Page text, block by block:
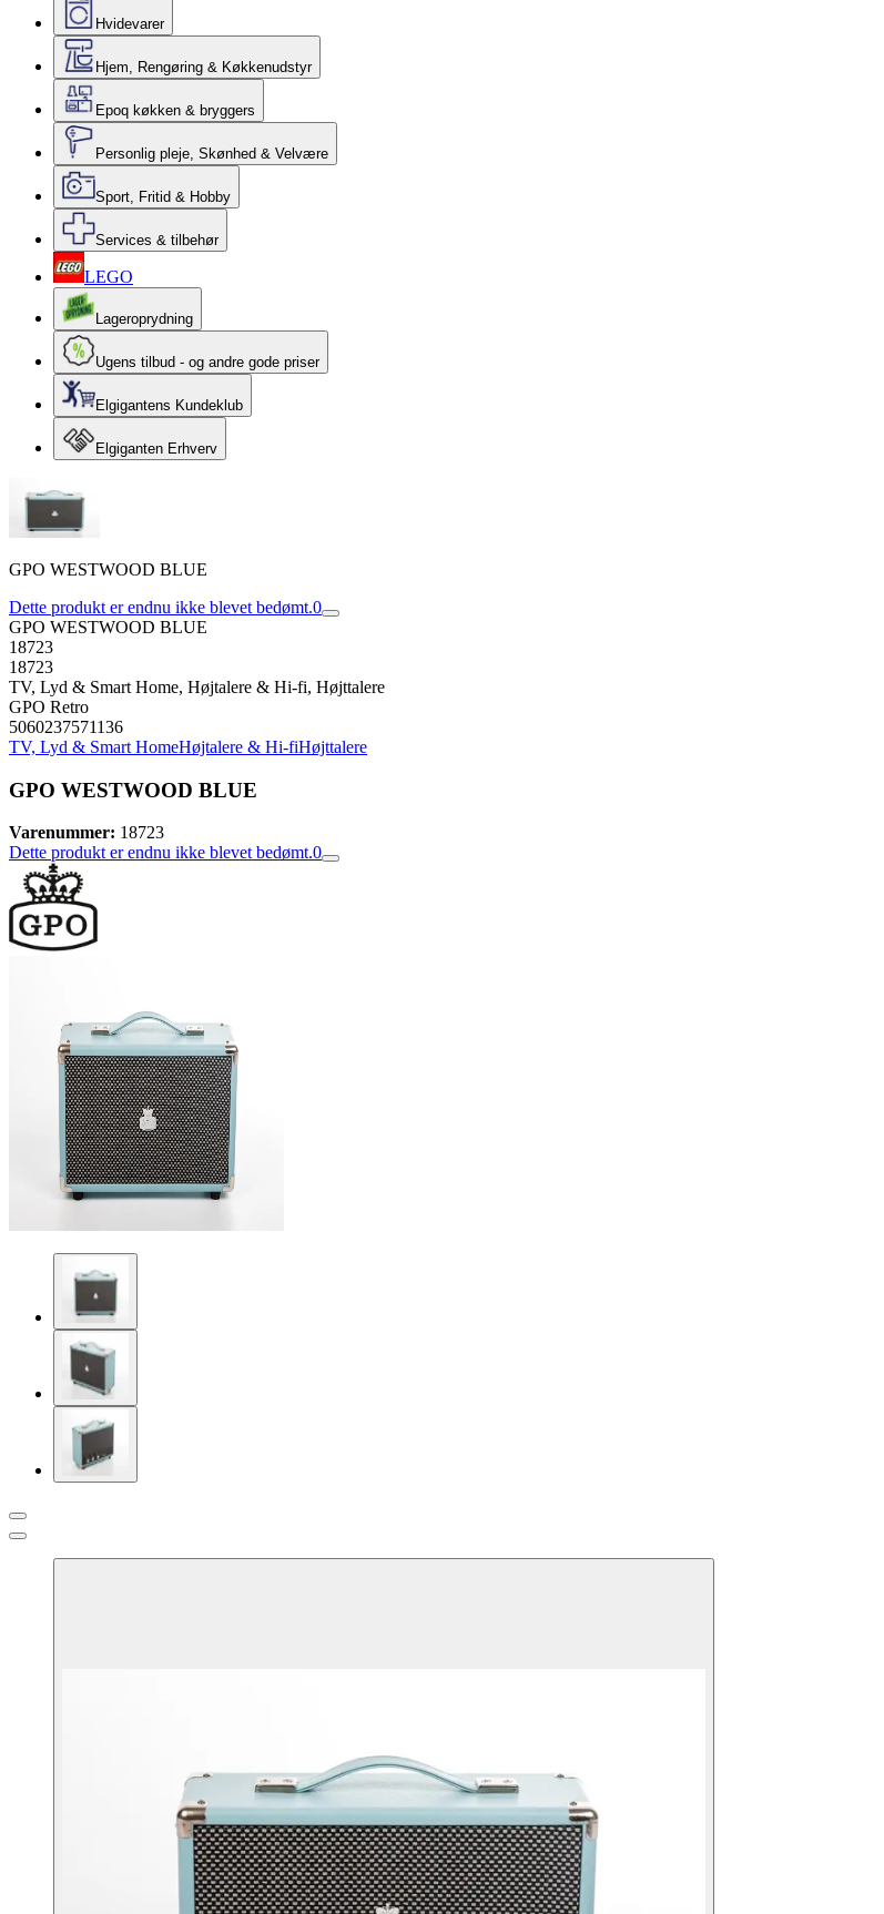
Hvidevarer
Hjem, Rengøring & Køkkenudstyr
Epoq køkken & bryggers
Personlig pleje, Skønhed & Velvære
Sport, Fritid & Hobby
Services & tilbehør
LEGO
Lageroprydning
Ugens tilbud - og andre gode priser
Elgigantens Kundeklub
Elgiganten Erhverv
GPO WESTWOOD BLUE
Dette produkt er endnu ikke blevet bedømt.0
GPO WESTWOOD BLUE
18723
18723
TV, Lyd & Smart Home, Højtalere & Hi-fi, Højttalere
GPO Retro
5060237571136
TV, Lyd & Smart HomeHøjtalere & Hi-fiHøjttalere
GPO WESTWOOD BLUE
Varenummer: 18723
Dette produkt er endnu ikke blevet bedømt.0